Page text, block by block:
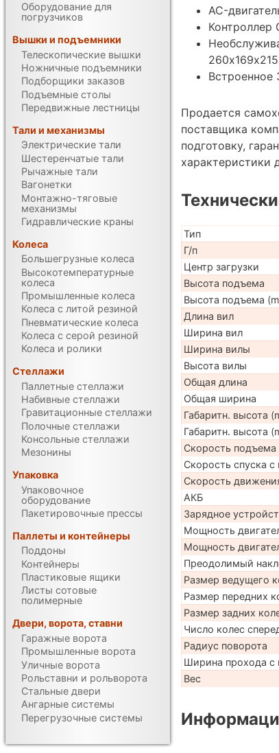
AC-
Контроллер
Встроенное
Продается
поставщика
подготовку,
характеристики
Тип
Г/п
Центр загрузки
Высота подъема
Высота подъема
Длина вил
Ширина вил
Ширина вилы
Высота вилы
Общая длина
Общая ширина
Габаритн. высота
Габаритн. высота
Скорость подъема
Скорость спуска с
Скорость
АКБ
Зарядное
Мощность
Мощность
Преодолимый
Размер ведущего
Размер передних
Размер задних
Число колес
Радиус поворота
Ширина прохода с
Вес
Оборудование для
погрузчиков
Вышки и подъемники
Телескопические вышки
Ножничные подъемники
Подборщики заказов
Подъемные столы
Передвижные лестницы
Тали и механизмы
Электрические тали
Шестеренчатые тали
Рычажные тали
Вагонетки
Монтажно-тяговые
механизмы
Гидравлические краны
Колеса
Большегрузные колеса
Высокотемпературные
колеса
Промышленные колеса
Колеса с литой резиной
Пневматические колеса
Колеса с серой резиной
Колеса и ролики
Стеллажи
Паллетные стеллажи
Набивные стеллажи
Гравитационные стеллажи
Полочные стеллажи
Консольные стеллажи
Мезонины
Упаковка
Упаковочное
оборудование
Пакетировочные прессы
Паллеты и контейнеры
Поддоны
Контейнеры
Пластиковые ящики
Листы сотовые
полимерные
Двери, ворота, ставни
Гаражные ворота
Промышленные ворота
Уличные ворота
Рольставни и рольворота
Стальные двери
Ангарные системы
Перегрузочные системы